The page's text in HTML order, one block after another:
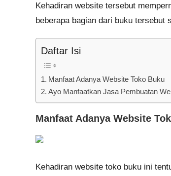
Kehadiran website tersebut
beberapa bagian dari buku tersebut
Daftar Isi
Manfaat Adanya Website Toko Buku
Ayo Manfaatkan Jasa Pembuatan
Manfaat Adanya Website
Kehadiran website toko buku ini